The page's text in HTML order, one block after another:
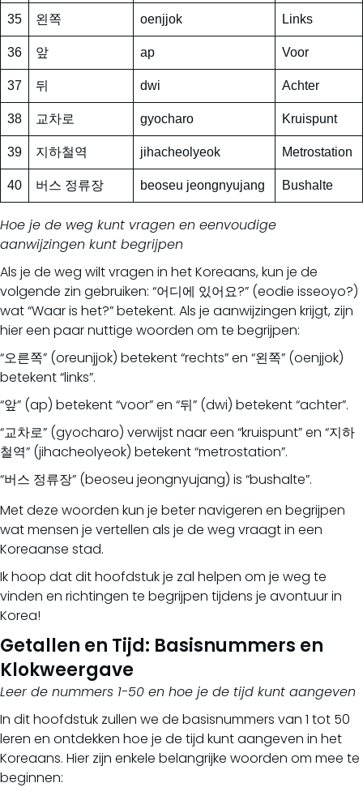
35 왼쪽 oenjjok Links
36 앞 ap Voor
37 뒤 dwi Achter
38 교차로 gyocharo Kruispunt
39 지하철역 jihacheolyeok Metrostation
40 버스 정류장 beoseu jeongnyujang Bushalte
Hoe je de weg kunt vragen en eenvoudige
aanwijzingen kunt begrijpen
Als je de weg wilt vragen in het Koreaans, kun je de
volgende zin gebruiken: “어디에 있어요?” (eodie isseoyo?)
wat “Waar is het?” betekent. Als je aanwijzingen krijgt, zijn
hier een paar nuttige woorden om te begrijpen:
“오른쪽” (oreunjjok) betekent “rechts” en “왼쪽” (oenjjok)
betekent “links”.
“앞” (ap) betekent “voor” en “뒤” (dwi) betekent “achter”.
“교차로” (gyocharo) verwijst naar een “kruispunt” en “지하
철역” (jihacheolyeok) betekent “metrostation”.
“버스 정류장” (beoseu jeongnyujang) is “bushalte”.
Met deze woorden kun je beter navigeren en begrijpen
wat mensen je vertellen als je de weg vraagt in een
Koreaanse stad.
Ik hoop dat dit hoofdstuk je zal helpen om je weg te
vinden en richtingen te begrijpen tijdens je avontuur in
Korea!
Getallen en Tijd: Basisnummers en
Klokweergave
Leer de nummers 1-50 en hoe je de tijd kunt aangeven
In dit hoofdstuk zullen we de basisnummers van 1 tot 50
leren en ontdekken hoe je de tijd kunt aangeven in het
Koreaans. Hier zijn enkele belangrijke woorden om mee te
beginnen: